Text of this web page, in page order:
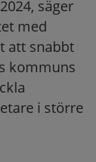
säger
med
att snabbt
kommuns
i större